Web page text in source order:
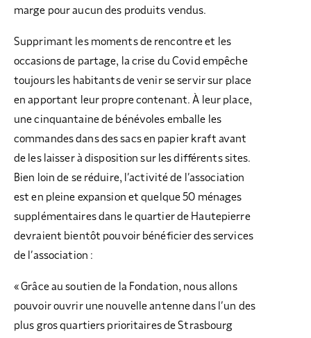
marge pour aucun des produits vendus.
Supprimant les moments de rencontre et les
occasions de partage, la crise du Covid empêche
toujours les habitants de venir se servir sur place
en apportant leur propre contenant. À leur place,
une cinquantaine de bénévoles emballe les
commandes dans des sacs en papier kraft avant
de les laisser à disposition sur les différents sites.
Bien loin de se réduire, l’activité de l’association
est en pleine expansion et quelque 50 ménages
supplémentaires dans le quartier de Hautepierre
devraient bientôt pouvoir bénéficier des services
de l’association :
« Grâce au soutien de la Fondation, nous allons
pouvoir ouvrir une nouvelle antenne dans l’un des
plus gros quartiers prioritaires de Strasbourg